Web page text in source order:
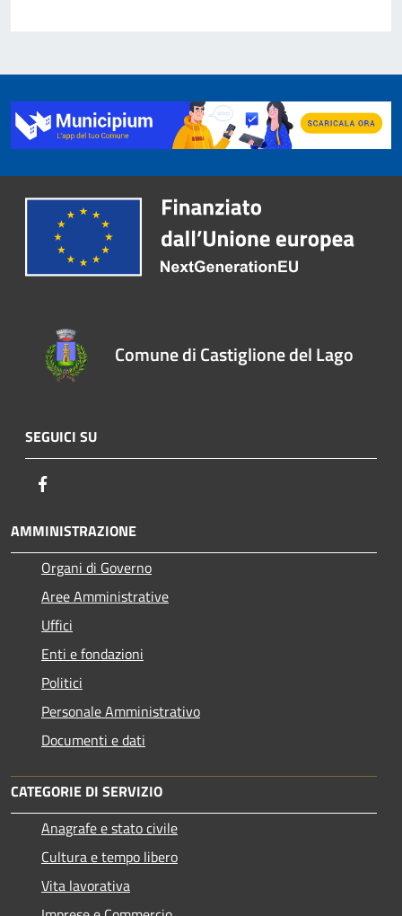
Comune di Castiglione del Lago
SEGUICI SU
AMMINISTRAZIONE
Organi di Governo
Aree Amministrative
Uffici
Enti e fondazioni
Politici
Personale Amministrativo
Documenti e dati
CATEGORIE DI SERVIZIO
Anagrafe e stato civile
Cultura e tempo libero
Vita lavorativa